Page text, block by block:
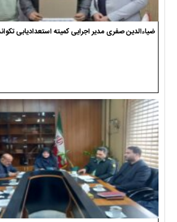
ضیاءالدین صفری مدیر اجرایی کمیته استعدادیابی